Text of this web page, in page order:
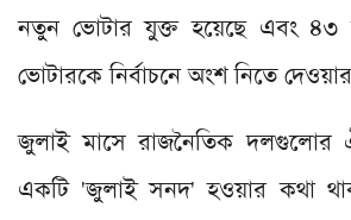
নতুন ভোটার যুক্ত হয়েছে এবং ৪৩
ভোটারকে নির্বাচনে অংশ নিতে
জুলাই মাসে রাজনৈতিক দলগুলোর
একটি 'জুলাই সনদ' হওয়ার কথা